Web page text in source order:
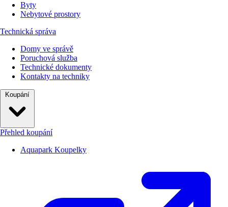
Byty
Nebytové prostory
Technická správa
Domy ve správě
Poruchová služba
Technické dokumenty
Kontakty na techniky
Koupání
Přehled koupání
Aquapark Koupelky